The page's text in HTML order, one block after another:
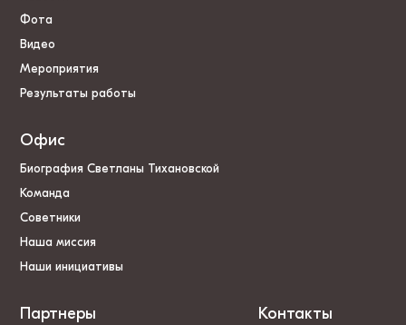
Фота
Видео
Мероприятия
Результаты работы
Офис
Биография Светланы Тихановской
Команда
Советники
Наша миссия
Наши инициативы
Партнеры Контакты